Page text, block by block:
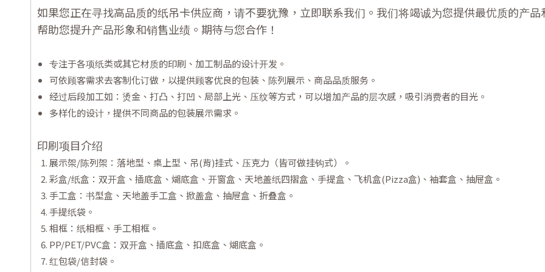
如果您正在寻找高品质的纸吊卡供应商，请不要犹豫，立即联系我们。我们将竭诚为您提供最优质的产品
帮助您提升产品形象和销售业绩。期待与您合作！
专注于各项纸类或其它材质的印刷、加工制品的设计开发。
可依顾客需求去客制化订做，以提供顾客优良的包装、陈列展示、商品品质服务。
经过后段加工如：烫金、打凸、打凹、局部上光、压纹等方式，可以增加产品的层次感，吸引消费者的目光。
多样化的设计，提供不同商品的包装展示需求。
印刷项目介绍
展示架/陈列架：落地型、桌上型、吊(背)挂式、压克力（皆可做挂钩式）。
彩盒/纸盒：双开盒、插底盒、煳底盒、开窗盒、天地盖纸四摺盒、手提盒、飞机盒(Pizza盒)、袖套盒、抽屉盒。
手工盒：书型盒、天地盖手工盒、掀盖盒、抽屉盒、折叠盒。
手提纸袋。
相框：纸相框、手工相框。
PP/PET/PVC盒：双开盒、插底盒、扣底盒、煳底盒。
红包袋/信封袋。